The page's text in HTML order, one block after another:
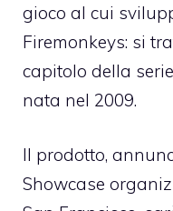
gioco al cui
Firemonkeys: si
capitolo della
nata nel 2009.
Il prodotto,
Showcase